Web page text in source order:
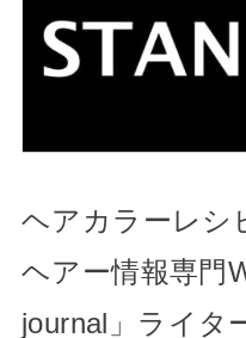
ヘアカラーレシ
ヘアー情報専門
journal」ライタ